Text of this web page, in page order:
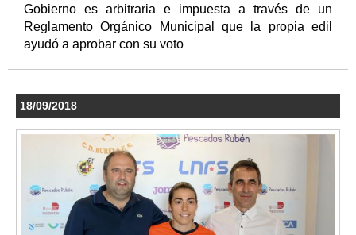
Gobierno es arbitraria e impuesta a través de un
Reglamento Orgánico Municipal que la propia edil
ayudó a aprobar con su voto
18/09/2018